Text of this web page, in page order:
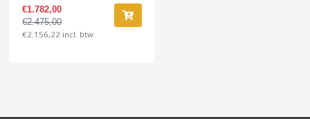
€1.782,00
€2.475,00
€2.156,22 incl. btw